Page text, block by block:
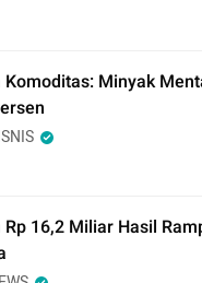
Minyak
Rp 16,2 Miliar Hasil